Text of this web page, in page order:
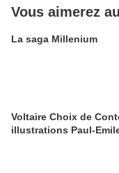
Vous aimerez
La saga Millenium
Voltaire Choix de
illustrations Paul-